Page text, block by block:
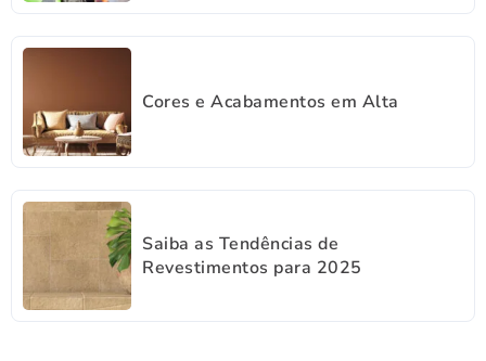
Cores e Acabamentos em Alta
Saiba as Tendências de
Revestimentos para 2025